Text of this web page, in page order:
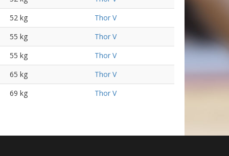
52 kg
Thor V
55 kg
Thor V
55 kg
Thor V
65 kg
Thor V
69 kg Thor V